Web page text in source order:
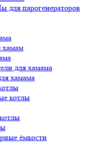
для парогенераторов
хамам
для хамама
хамама
котлы
ёмкости